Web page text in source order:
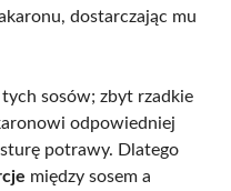
dostarczając mu
tych sosów; zbyt rzadkie
odpowiedniej
potrawy. Dlatego
między sosem a